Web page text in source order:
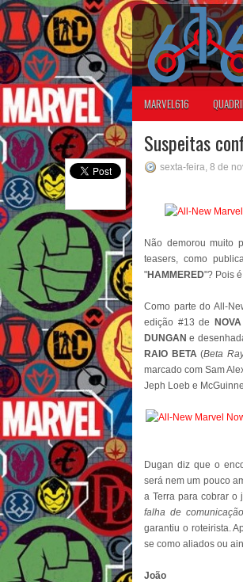
MARVEL616
Suspeitas
sexta-feira, 8 de
Não demorou muito
teasers, como
"HAMMERED"? Pois
Como parte do All-
edição #13 de
NOVA
DUNGAN e
RAIO BETA(Beta
marcado com Sam
Jeph Loeb e
Dugan diz que o
será nem um pouco
a Terra para cobrar o
falha de
garantiu o roteirista.
se como aliados ou
João